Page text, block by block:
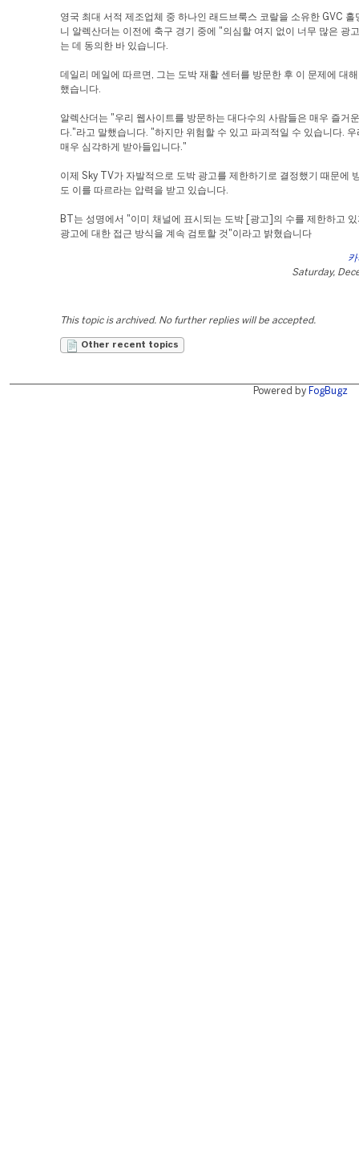
영국 최대 서적 제조업체 중 하나인 래드브룩스 코랄을 소유한 GVC 홀
니 알렉산더는 이전에 축구 경기 중에 "의심할 여지 없이 너무 많은 광
는 데 동의한 바 있습니다.
데일리 메일에 따르면, 그는 도박 재활 센터를 방문한 후 이 문제에 대
했습니다.
알렉산더는 "우리 웹사이트를 방문하는 대다수의 사람들은 매우 즐거
다."라고 말했습니다. "하지만 위험할 수 있고 파괴적일 수 있습니다.
매우 심각하게 받아들입니다."
이제 Sky TV가 자발적으로 도박 광고를 제한하기로 결정했기 때문에
도 이를 따르라는 압력을 받고 있습니다.
BT는 성명에서 "이미 채널에 표시되는 도박 [광고]의 수를 제한하고
광고에 대한 접근 방식을 계속 검토할 것"이라고 밝혔습니다
Saturday,
This topic is archived. No further replies will be accepted.
Other recent topics
Powered by FogBugz